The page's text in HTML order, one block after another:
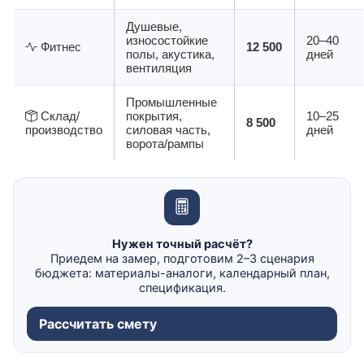
Фитнес
Душевые,
износостойкие
полы, акустика,
вентиляция
12 500
20–40
дней
Склад/
производство
Промышленные
покрытия,
силовая часть,
ворота/рампы
8 500
10–25
дней
Нужен точный расчёт?
Приедем на замер, подготовим 2–3 сценария
бюджета: материалы-аналоги, календарный план,
спецификация.
Рассчитать смету